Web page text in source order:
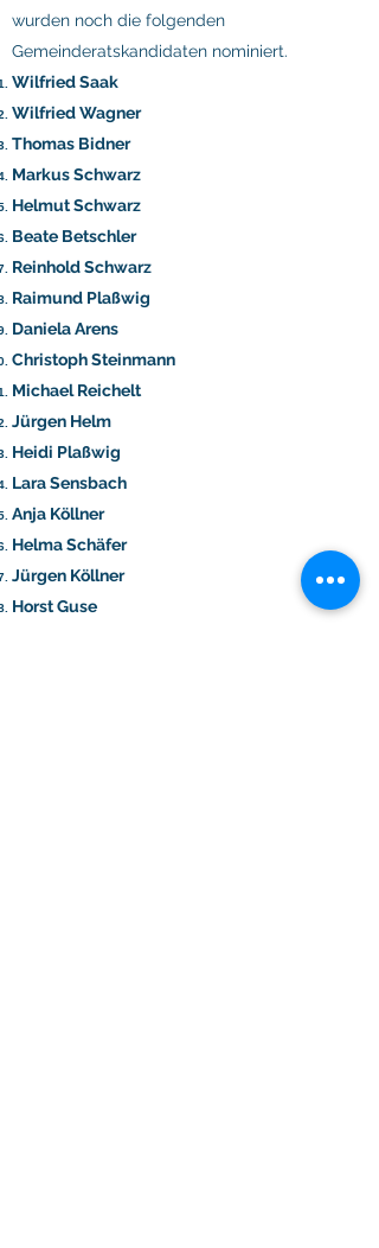
wurden noch die folgenden
Gemeinderatskandidaten nominiert.​
Wilfried Saak
Wilfried Wagner
Thomas Bidner
Markus Schwarz
Helmut Schwarz
Beate Betschler
Reinhold Schwarz
Raimund Plaßwig
Daniela Arens
Christoph Steinmann
Michael Reichelt
Jürgen Helm
Heidi Plaßwig
Lara Sensbach
Anja Köllner
Helma Schäfer
Jürgen Köllner
Horst Guse